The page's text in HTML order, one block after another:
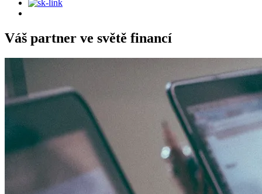
Váš partner ve světě financí